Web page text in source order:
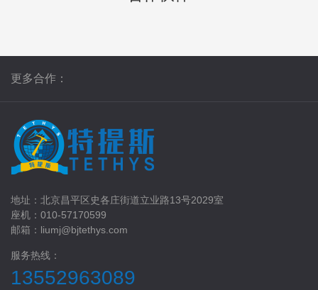
更多合作：
地址：北京昌平区史各庄街道立业路13号2029室
座机：010-57170599
邮箱：liumj@bjtethys.com
服务热线：
13552963089